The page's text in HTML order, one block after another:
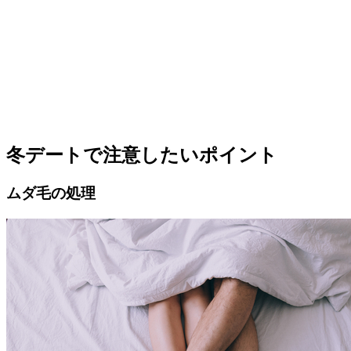
冬デートで注意したいポイント
ムダ毛の処理